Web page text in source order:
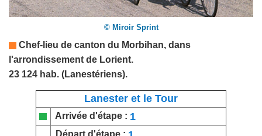
© Miroir Sprint
Chef-lieu de canton du Morbihan, dans
l'arrondissement de Lorient.
23 124 hab. (Lanestériens).
Lanester et le Tour
Arrivée d'étape : 1